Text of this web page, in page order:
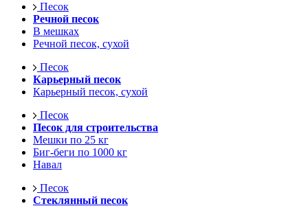
Песок
Речной песок
В мешках
Речной песок, сухой
Песок
Карьерный песок
Карьерный песок, сухой
Песок
Песок для строительства
Мешки по 25 кг
Биг-беги по 1000 кг
Навал
Песок
Стеклянный песок